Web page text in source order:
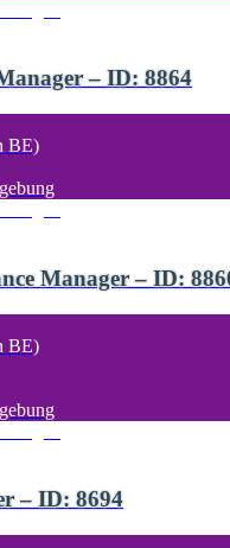
– ID: 8864
BE)
Manager – ID:
BE)
– ID: 8694